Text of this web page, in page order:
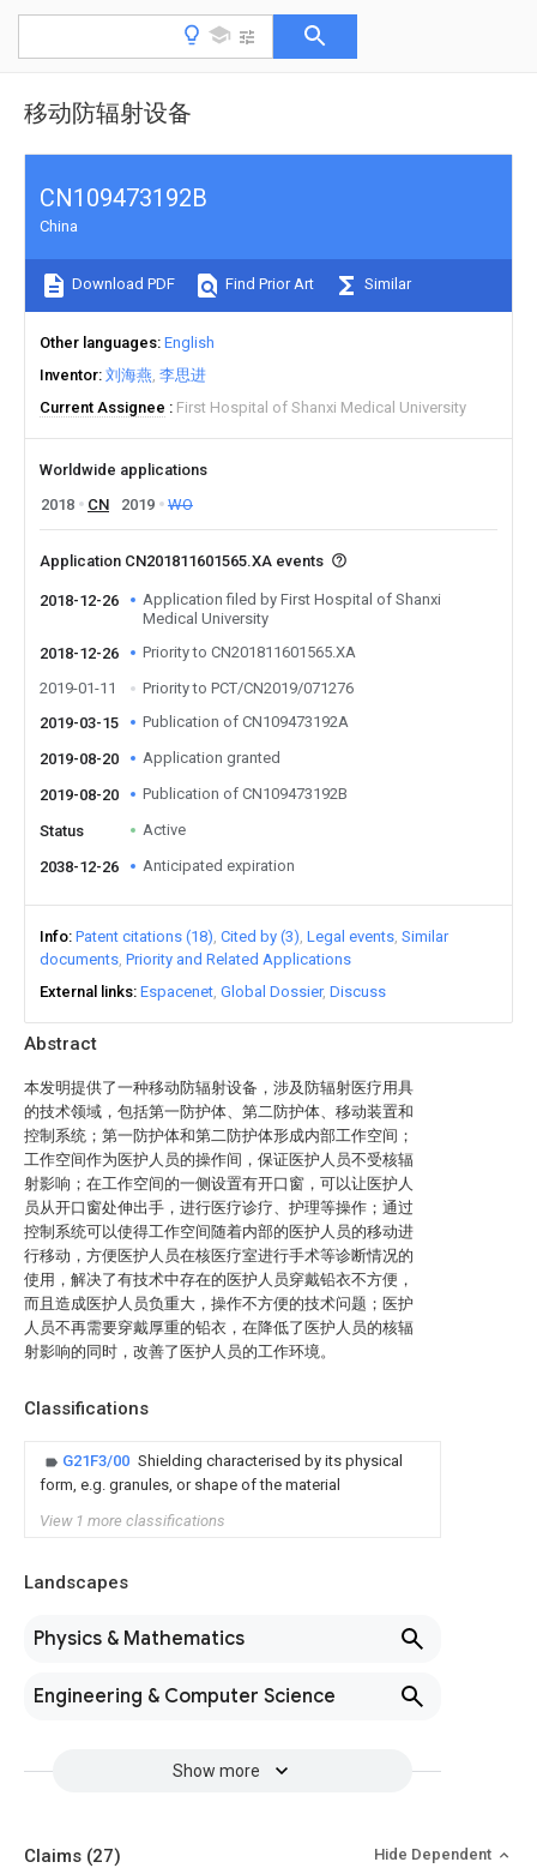
移动防辐射设备
Abstract
本发明提供了一种移动防辐射设备，涉及防辐射医疗用具
的技术领域，包括第一防护体、第二防护体、移动装置和
控制系统；第一防护体和第二防护体形成内部工作空间；
工作空间作为医护人员的操作间，保证医护人员不受核辐
射影响；在工作空间的一侧设置有开口窗，可以让医护人
员从开口窗处伸出手，进行医疗诊疗、护理等操作；通过
控制系统可以使得工作空间随着内部的医护人员的移动进
行移动，方便医护人员在核医疗室进行手术等诊断情况的
使用，解决了有技术中存在的医护人员穿戴铅衣不方便，
而且造成医护人员负重大，操作不方便的技术问题；医护
人员不再需要穿戴厚重的铅衣，在降低了医护人员的核辐
射影响的同时，改善了医护人员的工作环境。
Classifications
G21F3/00 Shielding characterised by its physical
form, e.g. granules, or shape of the material
View 1 more classifications
Landscapes
Physics & Mathematics
Engineering & Computer Science
Show more
CN109473192B
China
Download PDF Find Prior Art Similar
Other languages English
Inventor 刘海燕 李思进
Current Assignee
First Hospital of Shanxi Medical University
Worldwide applications
2018
CN 2019 WO
Application CN201811601565.XA events
2018-12-26
Application filed by First Hospital of Shanxi
Medical University
2018-12-26
Priority to CN201811601565.XA
2019-01-11
Priority to PCT/CN2019/071276
2019-03-15
Publication of CN109473192A
2019-08-20 Application granted
2019-08-20 Publication of CN109473192B
Status Active
2038-12-26 Anticipated expiration
Info Patent citations (18) Cited by (3) Legal events Similar
documents Priority and Related Applications
External links Espacenet Global Dossier Discuss
Claims (27) Hide Dependent